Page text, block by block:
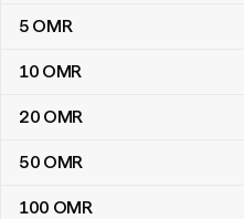
5 OMR
10 OMR
20 OMR
50 OMR
100 OMR